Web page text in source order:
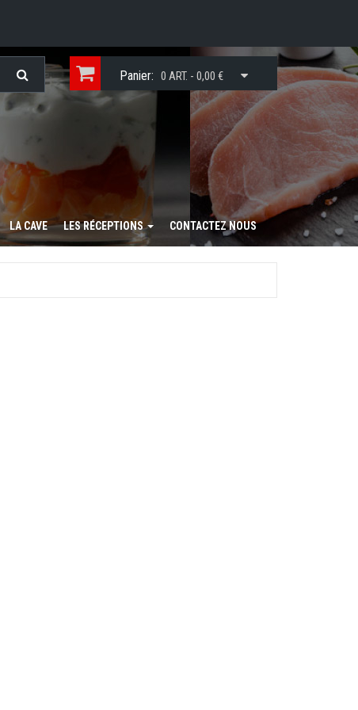
Panier: 0 ART. - 0,00 €
LA CAVE LES RÉCEPTIONS CONTACTEZ NOUS